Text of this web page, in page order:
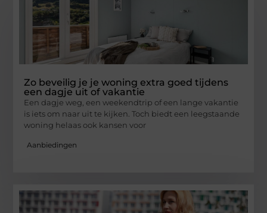
Zo beveilig je je woning extra goed tijdens
een dagje uit of vakantie
Een dagje weg, een weekendtrip of een lange vakantie
is iets om naar uit te kijken. Toch biedt een leegstaande
woning helaas ook kansen voor
Aanbiedingen